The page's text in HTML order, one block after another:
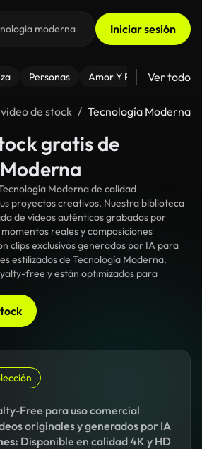
Iniciar sesión
Personas Amor Y Relaciones
Ver todo
de stock Tecnología Moderna
gratis de
Moderna de calidad
proyectos creativos. Nuestra biblioteca
de vídeos auténticos grabados por
reales y composiciones
clips exclusivos generados por IA para
estilizados de Tecnología Moderna.
free y están optimizados para
Free para uso comercial
originales y generados por IA
Disponible en calidad 4K y HD